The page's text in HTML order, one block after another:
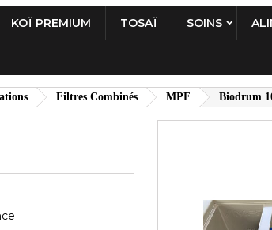
KOÏ PREMIUM TOSAÏ SOINS
Filtres Combinés MPF Biodrum